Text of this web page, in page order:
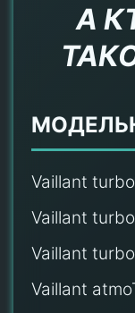
А
Vaillant
Vaillant
Vaillant
Vaillant